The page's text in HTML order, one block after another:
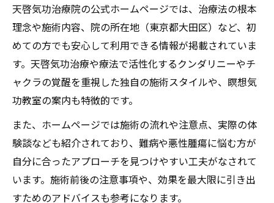
ニーとチャクラ覚醒による心身変化を解説
公式ホームページやレビューで見る変化例
難病や悪性腫瘍症状に変化を感じた実例紹
介
信頼できる施術選びと寛解への現実的アプロー
天啓気功治療法で施術選びのポイントを徹
底解説
口コミやレビューで評判の施術者はどこが
違うか
天啓気功治療院の公式ホームページでは、治療法の根本
理念や施術内容、院の所在地（東京都大田区）など、初
めての方でも安心して利用できる情報が掲載されていま
す。天啓気功治療や療法で活性化するクンダリニーやチ
ャクラの覚醒を重視した独自の施術スタイルや、瞑想気
功教室の案内も特徴的です。
また、ホームページでは施術の流れや注意点、実際の体
験談なども紹介されており、難病や悪性腫瘍に悩む方が
自分に合ったアプローチを見つけやすい工夫がなされて
います。施術前後の注意事項や、効果を最大限に引き出
すためのアドバイスも参考になります。